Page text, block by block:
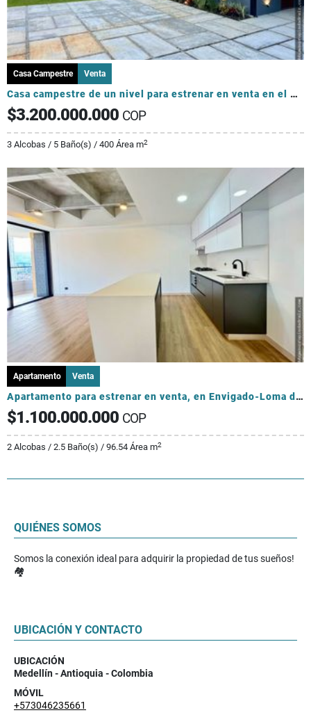
Casa Campestre Venta
Casa campestre de un nivel para estrenar en venta en el Retiro
$3.200.000.000 COP
3 Alcobas / 5 Baño(s) / 400 Área m2
Apartamento Venta
Apartamento para estrenar en venta, en Envigado-Loma de los Mesa
$1.100.000.000 COP
2 Alcobas / 2.5 Baño(s) / 96.54 Área m2
QUIÉNES SOMOS
Somos la conexión ideal para adquirir la propiedad de tus sueños!
🏘️
UBICACIÓN Y CONTACTO
UBICACIÓN
Medellín - Antioquia - Colombia
MÓVIL
+573046235661